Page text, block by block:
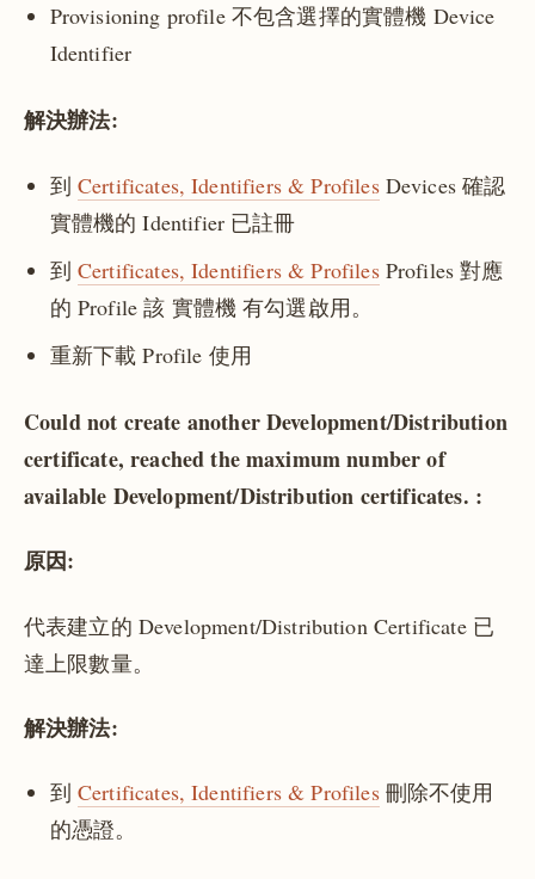
Provisioning profile 不包含選擇的實體機 Device
Identifier
解決辦法:
到 Certificates, Identifiers & ProfilesDevices 確認
實體機的 Identifier 已註冊
到 Certificates, Identifiers & ProfilesProfiles 對應
的 Profile 該 實體機 有勾選啟用。
重新下載 Profile 使用
Could not create another Development/Distribution
certificate, reached the maximum number of
available Development/Distribution certificates. :
原因:
代表建立的 Development/Distribution Certificate 已
達上限數量。
解決辦法:
到 Certificates, Identifiers & Profiles刪除不使用
的憑證。